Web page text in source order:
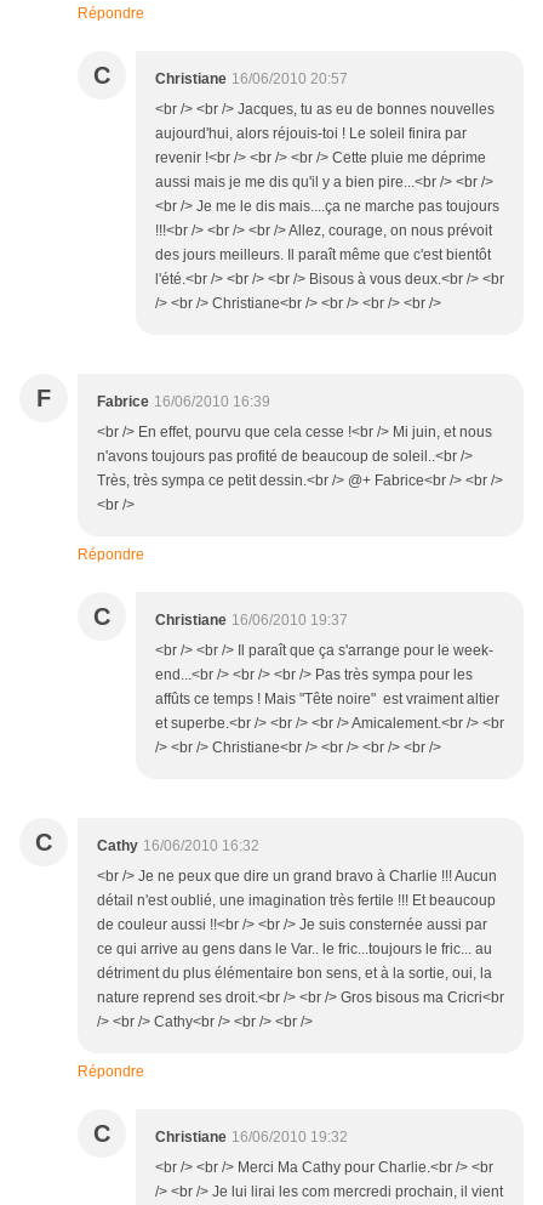
Répondre
C Christiane 16/06/2010 20:57
<br /> <br /> Jacques, tu as eu de bonnes nouvelles
aujourd'hui, alors réjouis-toi ! Le soleil finira par
revenir !<br /> <br /> <br /> Cette pluie me déprime
aussi mais je me dis qu'il y a bien pire...<br /> <br />
<br /> Je me le dis mais....ça ne marche pas toujours
!!!<br /> <br /> <br /> Allez, courage, on nous prévoit
des jours meilleurs. Il paraît même que c'est bientôt
l'été.<br /> <br /> <br /> Bisous à vous deux.<br /> <br
/> <br /> Christiane<br /> <br /> <br /> <br />
F Fabrice 16/06/2010 16:39
<br /> En effet, pourvu que cela cesse !<br /> Mi juin, et nous
n'avons toujours pas profité de beaucoup de soleil..<br />
Très, très sympa ce petit dessin.<br /> @+ Fabrice<br /> <br />
<br />
Répondre
C Christiane 16/06/2010 19:37
<br /> <br /> Il paraît que ça s'arrange pour le week-
end...<br /> <br /> <br /> Pas très sympa pour les
affûts ce temps ! Mais "Tête noire" est vraiment altier
et superbe.<br /> <br /> <br /> Amicalement.<br /> <br
/> <br /> Christiane<br /> <br /> <br /> <br />
C Cathy 16/06/2010 16:32
<br /> Je ne peux que dire un grand bravo à Charlie !!! Aucun
détail n'est oublié, une imagination très fertile !!! Et beaucoup
de couleur aussi !!<br /> <br /> Je suis consternée aussi par
ce qui arrive au gens dans le Var.. le fric...toujours le fric... au
détriment du plus élémentaire bon sens, et à la sortie, oui, la
nature reprend ses droit.<br /> <br /> Gros bisous ma Cricri<br
/> <br /> Cathy<br /> <br /> <br />
Répondre
C Christiane 16/06/2010 19:32
<br /> <br /> Merci Ma Cathy pour Charlie.<br /> <br
/> <br /> Je lui lirai les com mercredi prochain, il vient